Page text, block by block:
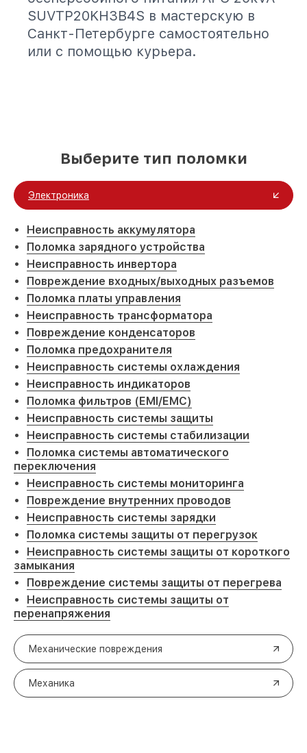
SUVTP20KH3B4S в мастерскую в
Санкт-Петербурге самостоятельно
или с помощью курьера.
Выберите тип поломки
Электроника
Неисправность аккумулятора
Поломка зарядного устройства
Неисправность инвертора
Повреждение входных/выходных разъемов
Поломка платы управления
Неисправность трансформатора
Повреждение конденсаторов
Поломка предохранителя
Неисправность системы охлаждения
Неисправность индикаторов
Поломка фильтров (EMI/EMC)
Неисправность системы защиты
Неисправность системы стабилизации
Поломка системы автоматического
переключения
Неисправность системы мониторинга
Повреждение внутренних проводов
Неисправность системы зарядки
Поломка системы защиты от перегрузок
Неисправность системы защиты от короткого
замыкания
Повреждение системы защиты от перегрева
Неисправность системы защиты от
перенапряжения
Механические повреждения
Механика